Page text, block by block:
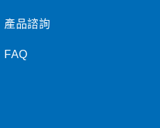
產品諮詢
FAQ